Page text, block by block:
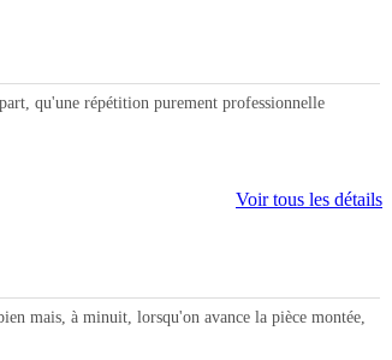
qu'une répétition purement professionnelle
Voir tous les détails
mais, à minuit, lorsqu'on avance la pièce montée,